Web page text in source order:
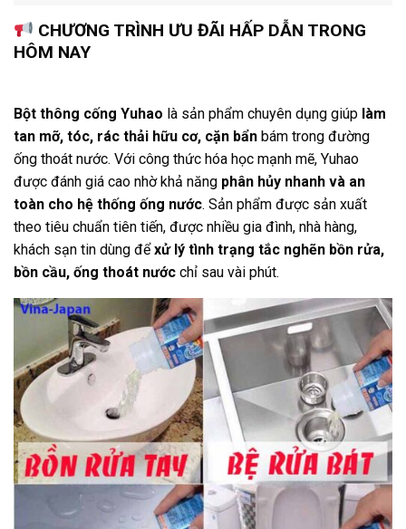
CHƯƠNG TRÌNH ƯU ĐÃI HẤP DẪN TRONG
HÔM NAY
Bột thông cống Yuhao là sản phẩm chuyên dụng giúp làm
tan mỡ, tóc, rác thải hữu cơ, cặn bẩn bám trong đường
ống thoát nước. Với công thức hóa học mạnh mẽ, Yuhao
được đánh giá cao nhờ khả năng phân hủy nhanh và an
toàn cho hệ thống ống nước. Sản phẩm được sản xuất
theo tiêu chuẩn tiên tiến, được nhiều gia đình, nhà hàng,
khách sạn tin dùng đểxử lý tình trạng tắc nghẽn bồn rửa,
bồn cầu, ống thoát nước chỉ sau vài phút.